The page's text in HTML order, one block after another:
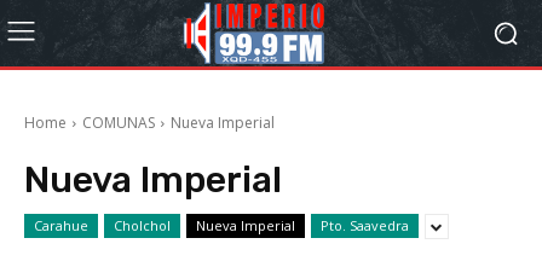
Home COMUNAS Nueva Imperial
Nueva Imperial
Carahue Cholchol Nueva Imperial Pto. Saavedra